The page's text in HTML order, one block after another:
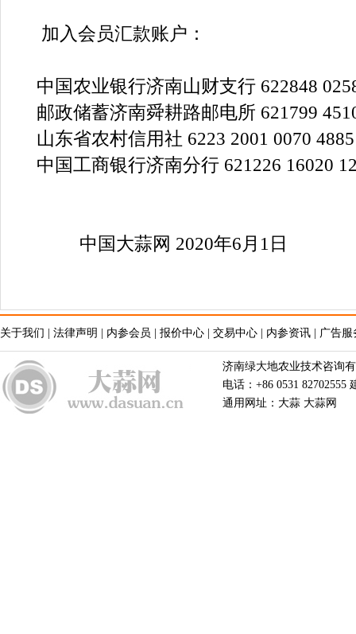
加入会员汇款账户：
中国农业银行济南山财支行 622848
邮政储蓄济南舜耕路邮电所 621799
山东省农村信用社 6223 2001 0070
中国工商银行济南分行 621226 16020
中国大蒜网 2020年6月1日
关于我们 法律声明 内参会员 报价中心 交易中心 内参资讯 广告服
济南绿大地农业技术咨询
电话：+86 0531 82702555
通用网址：大蒜 大蒜网